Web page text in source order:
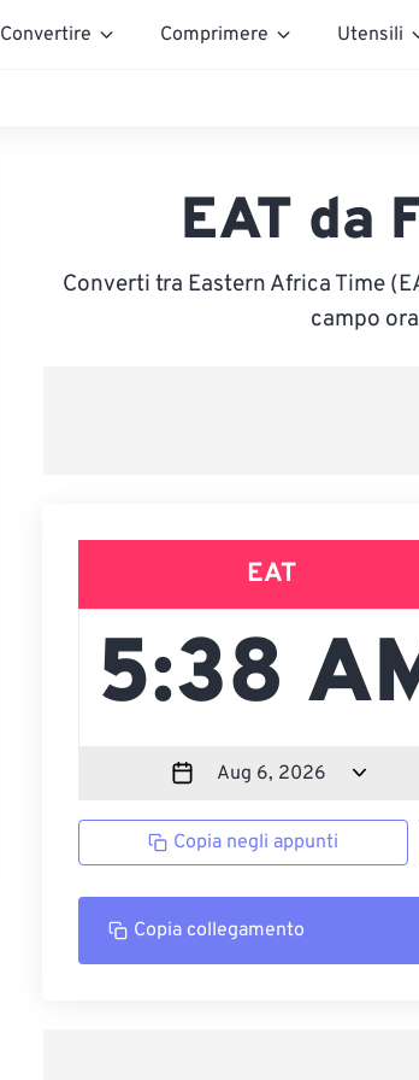
Convertire Comprimere Utensili
EAT da
Converti tra Eastern Africa Time
campo
EAT
Copia negli appunti
Copia collegamento